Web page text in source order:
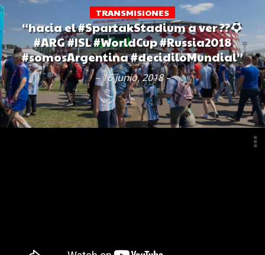
TRANSMISIONES
“hacia el #SpartakStadium a ver ??
#ARG #ISL #WorldCup #Russia2018
#somosArgentina #decidiloMundial”
– 16 junio, 2018 –